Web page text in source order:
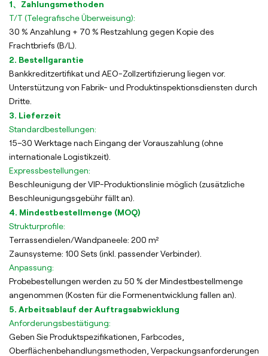
1、Zahlungsmethoden
T/T (Telegrafische Überweisung):
30 % Anzahlung + 70 % Restzahlung gegen Kopie des
Frachtbriefs (B/L).
2. Bestellgarantie
Bankkreditzertifikat und AEO-Zollzertifizierung liegen vor.
Unterstützung von Fabrik- und Produktinspektionsdiensten durch
Dritte.
3. Lieferzeit
Standardbestellungen:
15–30 Werktage nach Eingang der Vorauszahlung (ohne
internationale Logistikzeit).
Expressbestellungen:
Beschleunigung der VIP-Produktionslinie möglich (zusätzliche
Beschleunigungsgebühr fällt an).
4. Mindestbestellmenge (MOQ)
Strukturprofile:
Terrassendielen/Wandpaneele: 200 m²
Zaunsysteme: 100 Sets (inkl. passender Verbinder).
Anpassung:
Probebestellungen werden zu 50 % der Mindestbestellmenge
angenommen (Kosten für die Formenentwicklung fallen an).
5. Arbeitsablauf der Auftragsabwicklung
Anforderungsbestätigung:
Geben Sie Produktspezifikationen, Farbcodes,
Oberflächenbehandlungsmethoden, Verpackungsanforderungen